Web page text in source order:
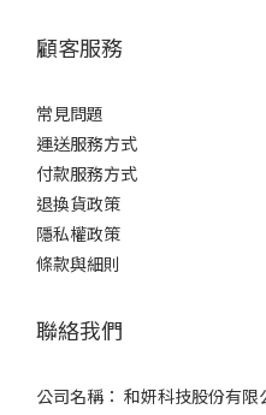
顧客服務
常見問題
運送服務方式
付款服務方式
退換貨政策
隱私權政策
條款與細則
聯絡我們
公司名稱： 和妍科技股份有限